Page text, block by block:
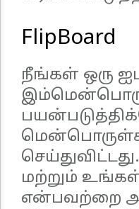
FlipBoard
நீங்கள் ஒரு
மற்றும்
என்பவற்றை